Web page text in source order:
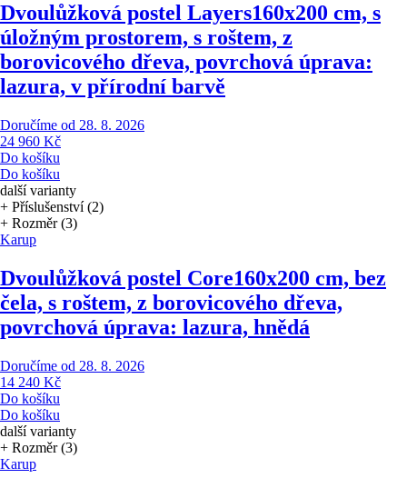
Dvoulůžková postel Layers160x200 cm, s
úložným prostorem, s roštem, z
borovicového dřeva, povrchová úprava:
lazura, v přírodní barvě
Doručíme od 28. 8. 2026
24 960 Kč
Do košíku
Do košíku
další varianty
+ Příslušenství (2)
+ Rozměr (3)
Karup
Dvoulůžková postel Core160x200 cm, bez
čela, s roštem, z borovicového dřeva,
povrchová úprava: lazura, hnědá
Doručíme od 28. 8. 2026
14 240 Kč
Do košíku
Do košíku
další varianty
+ Rozměr (3)
Karup